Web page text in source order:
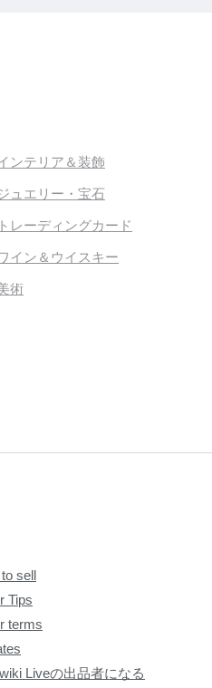
ンテリア＆装飾
ュエリー・宝石
トレーディングカード
イン＆ウイスキー
術
sell
Tips
terms
Liveの出品者になる